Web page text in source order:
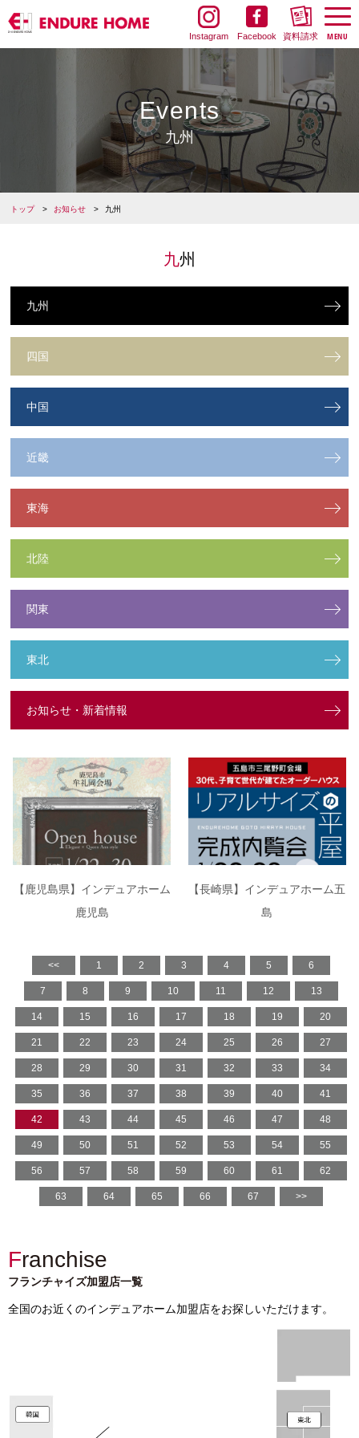
Instagram Facebook 資料請求
Events
九州
トップ お知らせ 九州
九州
九州
四国
中国
近畿
東海
北陸
関東
東北
お知らせ・新着情報
【鹿児島県】インデュアホーム
鹿児島
【長崎県】インデュアホーム五
島
<< 1 2 3 4 5 6
7 8 9 10 11 12 13
14 15 16 17 18 19 20
21 22 23 24 25 26 27
28 29 30 31 32 33 34
35 36 37 38 39 40 41
42 43 44 45 46 47 48
49 50 51 52 53 54 55
56 57 58 59 60 61 62
63 64 65 66 67 >>
Franchise
フランチャイズ加盟店一覧
全国のお近くのインデュアホーム加盟店をお探しいただけます。